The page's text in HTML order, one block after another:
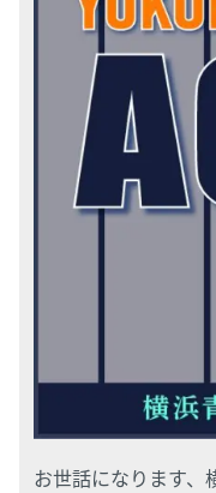
お世話になります、